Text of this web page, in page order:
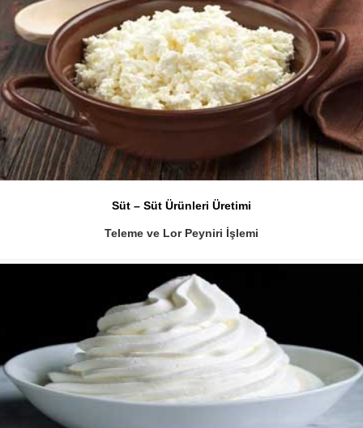
Süt – Süt Ürünleri Üretimi
Teleme ve Lor Peyniri İşlemi